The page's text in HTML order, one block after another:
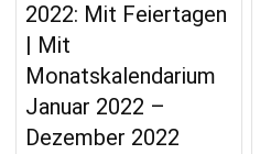
2022: Mit Feiertagen
| Mit
Monatskalendarium
Januar 2022 –
Dezember 2022